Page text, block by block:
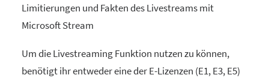
Limitierungen und Fakten des Livestreams mit
Microsoft Stream
Um die Livestreaming Funktion nutzen zu können,
benötigt ihr entweder eine der E-Lizenzen (E1, E3, E5)